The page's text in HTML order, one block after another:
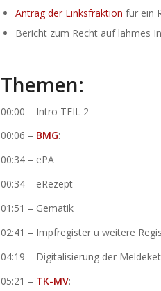
Antrag der Linksfraktion für ein
Bericht zum Recht auf lahmes
Themen:
00:00 – Intro TEIL 2
00:06 – BMG:
00:34 – ePA
00:34 – eRezept
01:51 – Gematik
02:41 – Impfregister u weitere
04:19 – Digitalisierung der
05:21 – TK-MV: